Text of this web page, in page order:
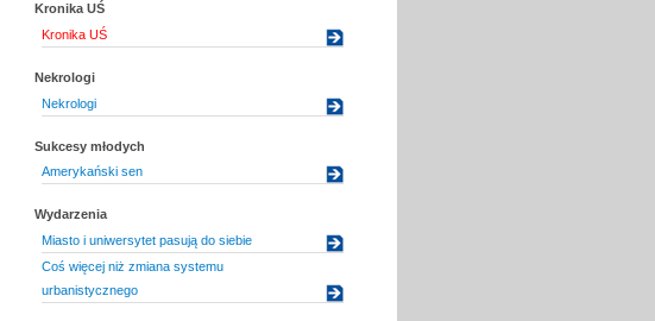
Kronika UŚ
Kronika UŚ
Nekrologi
Nekrologi
Sukcesy młodych
Amerykański sen
Wydarzenia
Miasto i uniwersytet pasują do siebie
Coś więcej niż zmiana systemu
urbanistycznego